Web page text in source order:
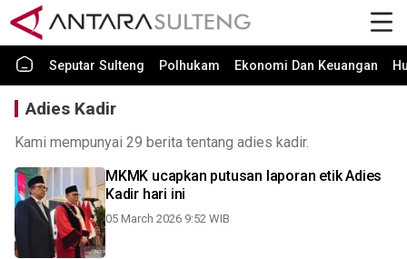
Seputar Sulteng Polhukam Ekonomi Dan Keuangan
Adies Kadir
Kami mempunyai 29 berita tentang adies kadir.
MKMK ucapkan putusan laporan etik Adies
Kadir hari ini
05 March 2026 9:52 WIB